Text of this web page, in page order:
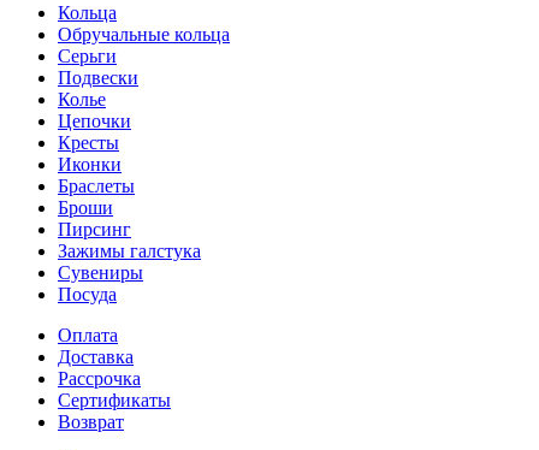
Кольца
Обручальные кольца
Серьги
Подвески
Колье
Цепочки
Кресты
Иконки
Браслеты
Броши
Пирсинг
Зажимы галстука
Сувениры
Посуда
Оплата
Доставка
Рассрочка
Сертификаты
Возврат